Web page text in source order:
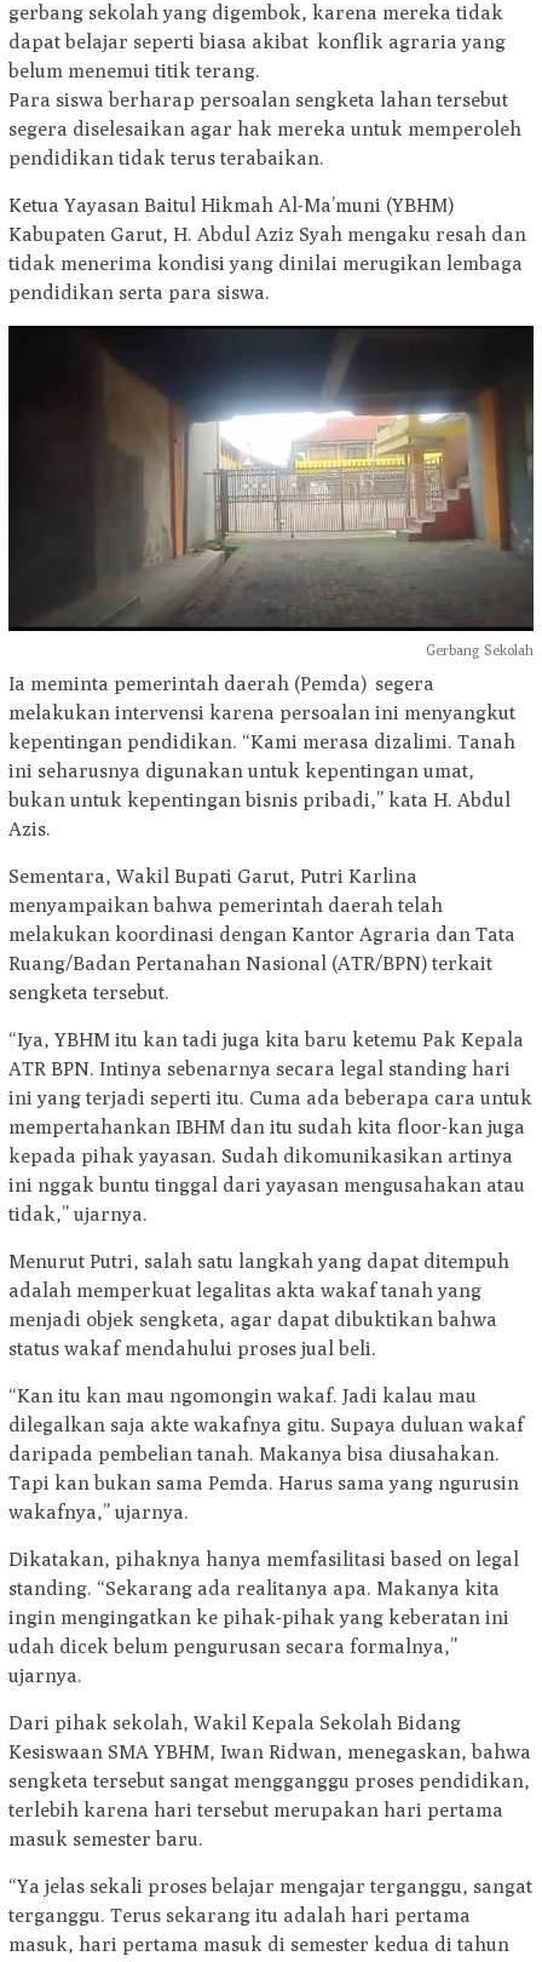
gerbang sekolah yang digembok, karena mereka tidak
dapat belajar seperti biasa akibat konflik agraria yang
belum menemui titik terang.
Para siswa berharap persoalan sengketa lahan tersebut
segera diselesaikan agar hak mereka untuk memperoleh
pendidikan tidak terus terabaikan.
Ketua Yayasan Baitul Hikmah Al-Ma’muni (YBHM)
Kabupaten Garut, H. Abdul Aziz Syah mengaku resah dan
tidak menerima kondisi yang dinilai merugikan lembaga
pendidikan serta para siswa.
Gerbang Sekolah
Ia meminta pemerintah daerah (Pemda) segera
melakukan intervensi karena persoalan ini menyangkut
kepentingan pendidikan. “Kami merasa dizalimi. Tanah
ini seharusnya digunakan untuk kepentingan umat,
bukan untuk kepentingan bisnis pribadi,” kata H. Abdul
Azis.
Sementara, Wakil Bupati Garut, Putri Karlina
menyampaikan bahwa pemerintah daerah telah
melakukan koordinasi dengan Kantor Agraria dan Tata
Ruang/Badan Pertanahan Nasional (ATR/BPN) terkait
sengketa tersebut.
“Iya, YBHM itu kan tadi juga kita baru ketemu Pak Kepala
ATR BPN. Intinya sebenarnya secara legal standing hari
ini yang terjadi seperti itu. Cuma ada beberapa cara untuk
mempertahankan IBHM dan itu sudah kita floor-kan juga
kepada pihak yayasan. Sudah dikomunikasikan artinya
ini nggak buntu tinggal dari yayasan mengusahakan atau
tidak,” ujarnya.
Menurut Putri, salah satu langkah yang dapat ditempuh
adalah memperkuat legalitas akta wakaf tanah yang
menjadi objek sengketa, agar dapat dibuktikan bahwa
status wakaf mendahului proses jual beli.
“Kan itu kan mau ngomongin wakaf. Jadi kalau mau
dilegalkan saja akte wakafnya gitu. Supaya duluan wakaf
daripada pembelian tanah. Makanya bisa diusahakan.
Tapi kan bukan sama Pemda. Harus sama yang ngurusin
wakafnya,” ujarnya.
Dikatakan, pihaknya hanya memfasilitasi based on legal
standing. “Sekarang ada realitanya apa. Makanya kita
ingin mengingatkan ke pihak-pihak yang keberatan ini
udah dicek belum pengurusan secara formalnya,”
ujarnya.
Dari pihak sekolah, Wakil Kepala Sekolah Bidang
Kesiswaan SMA YBHM, Iwan Ridwan, menegaskan, bahwa
sengketa tersebut sangat mengganggu proses pendidikan,
terlebih karena hari tersebut merupakan hari pertama
masuk semester baru.
“Ya jelas sekali proses belajar mengajar terganggu, sangat
terganggu. Terus sekarang itu adalah hari pertama
masuk, hari pertama masuk di semester kedua di tahun